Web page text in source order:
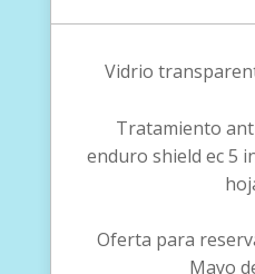
Vidrio
Tratamiento
enduro shield ec 5
Oferta para
Mayo